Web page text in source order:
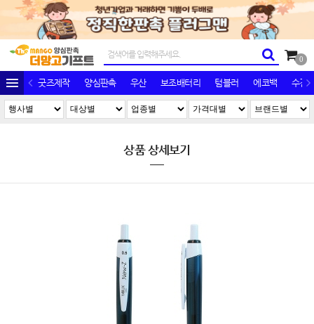
0
굿즈제작 양심판촉 우산 보조배터리 텀블러 에코백 수건/
상품 상세보기